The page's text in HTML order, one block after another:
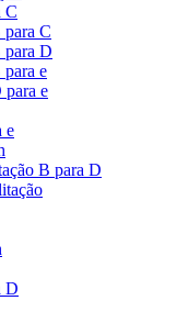
C
C
para D
e
para e
e
B para D
D